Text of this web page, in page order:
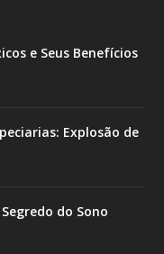
e Seus Benefícios
Explosão de
do Sono